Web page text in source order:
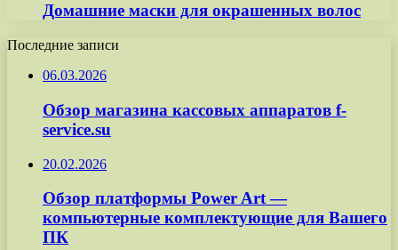
Домашние маски для окрашенных волос
Последние записи
06.03.2026
Обзор магазина кассовых аппаратов f-
service.su
20.02.2026
Обзор платформы Power Art —
компьютерные комплектующие для Вашего
ПК